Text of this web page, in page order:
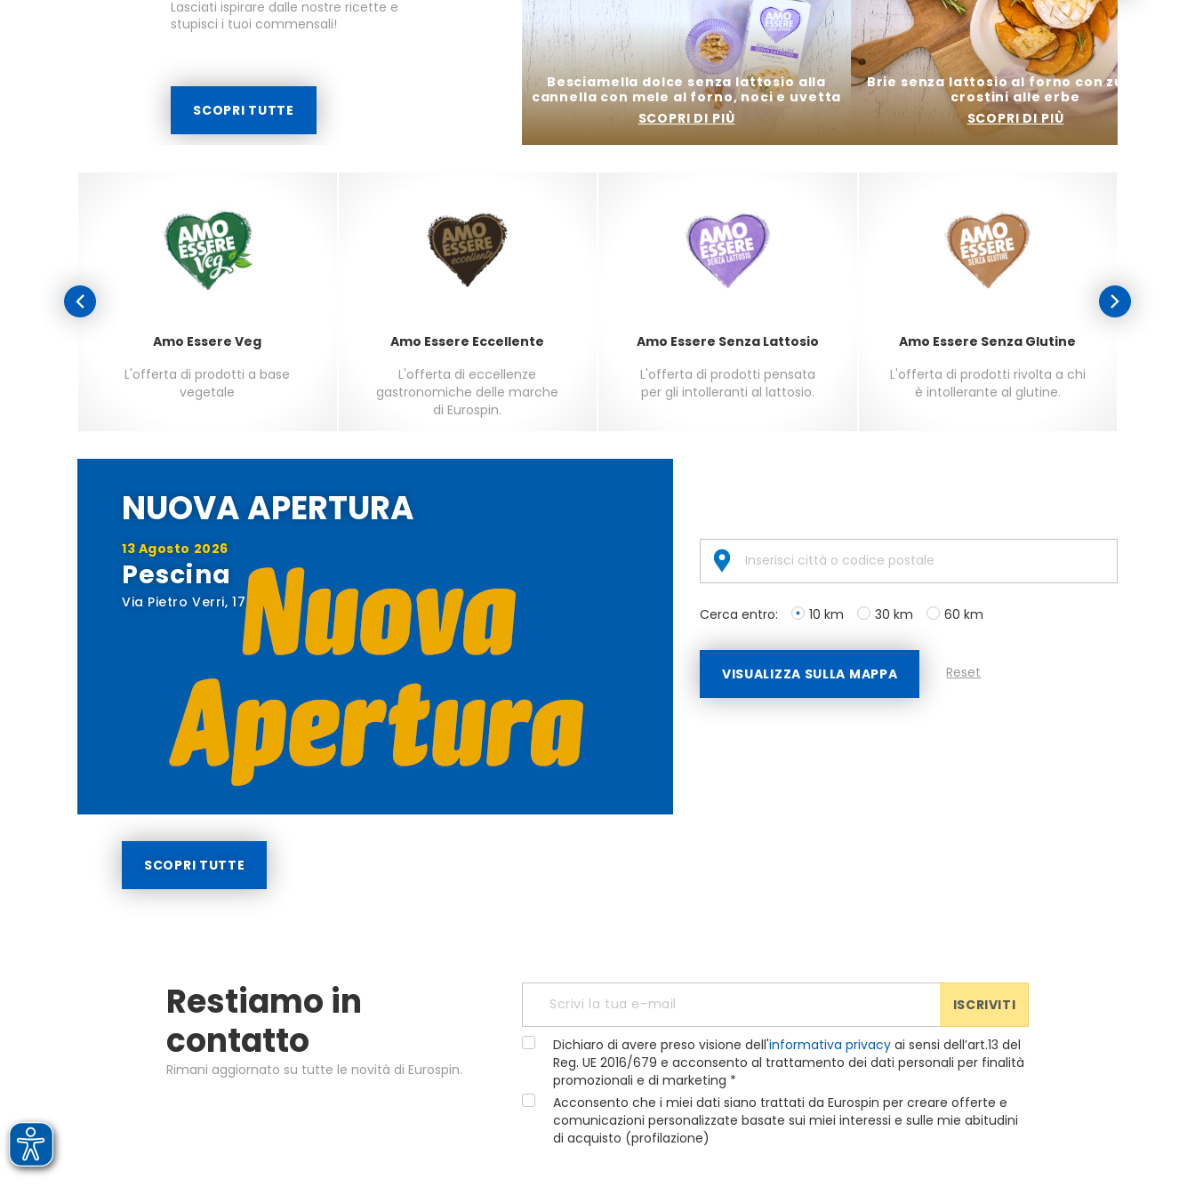
Lasciati ispirare dalle nostre ricette e
stupisci i tuoi commensali!
SCOPRI TUTTE
Besciamella dolce senza lattosio alla
cannella con mele al forno, noci e uvetta
SCOPRI DI PIÙ
Brie senza lattosio al forno con zucca e
crostini alle erbe
SCOPRI DI PIÙ
Amo Essere Veg
L'offerta di prodotti a base
vegetale
Amo Essere Eccellente
L'offerta di eccellenze
gastronomiche delle marche
di Eurospin.
Amo Essere Senza Lattosio
L'offerta di prodotti pensata
per gli intolleranti al lattosio.
Amo Essere Senza Glutine
L'offerta di prodotti rivolta a chi
è intollerante al glutine.
NUOVA APERTURA
13 Agosto 2026
Pescina
Via Pietro Verri, 17
SCOPRI TUTTE
Cerca entro: 10 km 30 km 60 km
VISUALIZZA SULLA MAPPA Reset
Restiamo in
contatto
Rimani aggiornato su tutte le novità di Eurospin.
ISCRIVITI
Dichiaro di avere preso visione dell'informativa privacyai sensi dell’art.13 del
Reg. UE 2016/679 e acconsento al trattamento dei dati personali per finalità
promozionali e di marketing *
Acconsento che i miei dati siano trattati da Eurospin per creare offerte e
comunicazioni personalizzate basate sui miei interessi e sulle mie abitudini
di acquisto (profilazione)